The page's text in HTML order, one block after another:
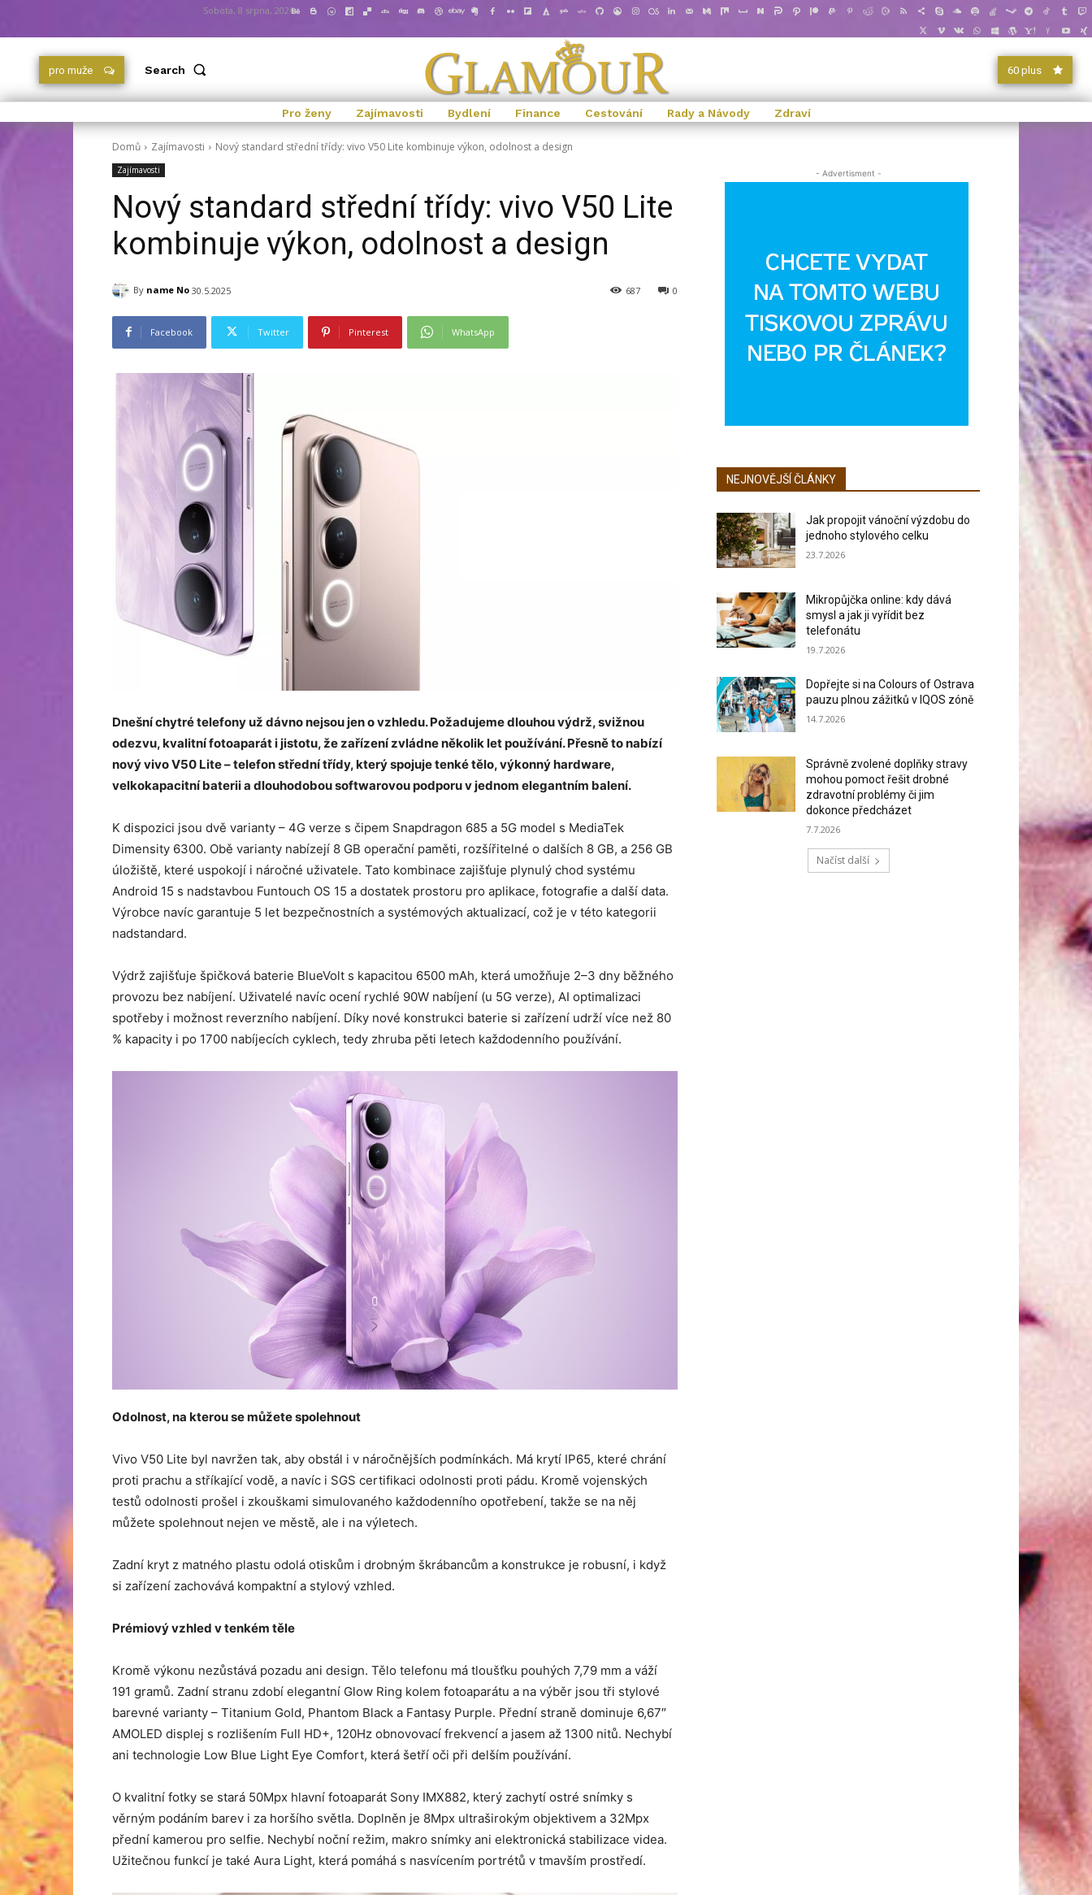
Sobota, 8 srpna, 2026
pro muže Search 60 plus
Pro ženy Zajímavosti Bydlení Finance Cestování Rady a Návody Zdraví
Domů Zajímavosti Nový standard střední třídy: vivo V50 Lite kombinuje výkon, odolnost a design
Zajímavosti
Nový standard střední třídy: vivo V50 Lite
kombinuje výkon, odolnost a design
By name No 30.5.2025 0
687
Facebook Twitter Pinterest WhatsApp
Dnešní chytré telefony už dávno nejsou jen o vzhledu. Požadujeme dlouhou výdrž, svižnou
odezvu, kvalitní fotoaparát i jistotu, že zařízení zvládne několik let používání. Přesně to nabízí
nový vivo V50 Lite – telefon střední třídy, který spojuje tenké tělo, výkonný hardware,
velkokapacitní baterii a dlouhodobou softwarovou podporu v jednom elegantním balení.
K dispozici jsou dvě varianty – 4G verze s čipem Snapdragon 685 a 5G model s MediaTek
Dimensity 6300. Obě varianty nabízejí 8 GB operační paměti, rozšířitelné o dalších 8 GB, a 256 GB
úložiště, které uspokojí i náročné uživatele. Tato kombinace zajišťuje plynulý chod systému
Android 15 s nadstavbou Funtouch OS 15 a dostatek prostoru pro aplikace, fotografie a další data.
Výrobce navíc garantuje 5 let bezpečnostních a systémových aktualizací, což je v této kategorii
nadstandard.
Výdrž zajišťuje špičková baterie BlueVolt s kapacitou 6500 mAh, která umožňuje 2–3 dny běžného
provozu bez nabíjení. Uživatelé navíc ocení rychlé 90W nabíjení (u 5G verze), AI optimalizaci
spotřeby i možnost reverzního nabíjení. Díky nové konstrukci baterie si zařízení udrží více než 80
% kapacity i po 1700 nabíjecích cyklech, tedy zhruba pěti letech každodenního používání.
Odolnost, na kterou se můžete spolehnout
Vivo V50 Lite byl navržen tak, aby obstál i v náročnějších podmínkách. Má krytí IP65, které chrání
proti prachu a stříkající vodě, a navíc i SGS certifikaci odolnosti proti pádu. Kromě vojenských
testů odolnosti prošel i zkouškami simulovaného každodenního opotřebení, takže se na něj
můžete spolehnout nejen ve městě, ale i na výletech.
Zadní kryt z matného plastu odolá otiskům i drobným škrábancům a konstrukce je robusní, i když
si zařízení zachovává kompaktní a stylový vzhled.
Prémiový vzhled v tenkém těle
Kromě výkonu nezůstává pozadu ani design. Tělo telefonu má tloušťku pouhých 7,79 mm a váží
191 gramů. Zadní stranu zdobí elegantní Glow Ring kolem fotoaparátu a na výběr jsou tři stylové
barevné varianty – Titanium Gold, Phantom Black a Fantasy Purple. Přední straně dominuje 6,67″
AMOLED displej s rozlišením Full HD+, 120Hz obnovovací frekvencí a jasem až 1300 nitů. Nechybí
ani technologie Low Blue Light Eye Comfort, která šetří oči při delším používání.
O kvalitní fotky se stará 50Mpx hlavní fotoaparát Sony IMX882, který zachytí ostré snímky s
věrným podáním barev i za horšího světla. Doplněn je 8Mpx ultraširokým objektivem a 32Mpx
přední kamerou pro selfie. Nechybí noční režim, makro snímky ani elektronická stabilizace videa.
Užitečnou funkcí je také Aura Light, která pomáhá s nasvícením portrétů v tmavším prostředí.
- Advertisment -
NEJNOVĚJŠÍ ČLÁNKY
Jak propojit vánoční výzdobu do
jednoho stylového celku
23.7.2026
Mikropůjčka online: kdy dává
smysl a jak ji vyřídit bez
telefonátu
19.7.2026
Dopřejte si na Colours of Ostrava
pauzu plnou zážitků v IQOS zóně
14.7.2026
Správně zvolené doplňky stravy
mohou pomoct řešit drobné
zdravotní problémy či jim
dokonce předcházet
7.7.2026
Načíst další